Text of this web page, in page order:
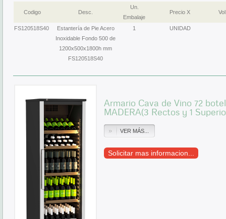
Codigo Desc.
Un.
Embalaje
Precio X
FS120518S40
Estantería de Pie Acero
Inoxidable Fondo 500 de
1200x500x1800h mm
FS120518S40
1 UNIDAD
Armario Cava de Vino 72
MADERA(3 Rectos y 1
VER MÁS...
Solicitar mas informacion...